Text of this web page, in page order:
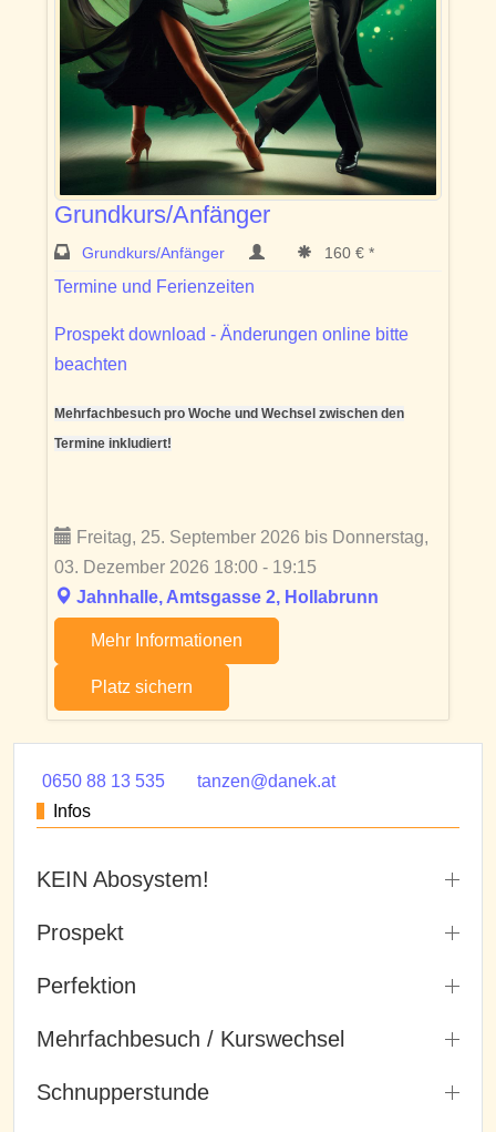
Grundkurs/Anfänger
Grundkurs/Anfänger 160 € *
Termine und Ferienzeiten
Prospekt download - Änderungen online bitte
beachten
Mehrfachbesuch pro Woche und Wechsel zwischen den
Termine inkludiert!
Freitag, 25. September 2026 bis Donnerstag,
03. Dezember 2026 18:00 - 19:15
Jahnhalle, Amtsgasse 2, Hollabrunn
Mehr Informationen
Platz sichern
0650 88 13 535
tanzen@danek.at
Infos
KEIN Abosystem!
Prospekt
Perfektion
Mehrfachbesuch / Kurswechsel
Schnupperstunde